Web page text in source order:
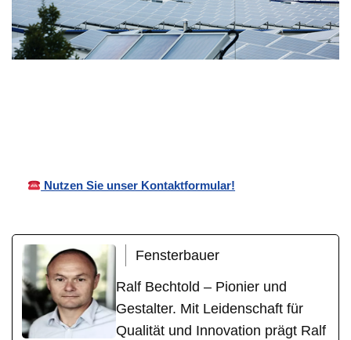
Nutzen Sie unser Kontaktformular!
Fensterbauer
Ralf Bechtold – Pionier und
Gestalter. Mit Leidenschaft für
Qualität und Innovation prägt Ralf